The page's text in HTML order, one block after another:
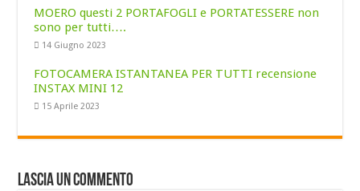
MOERO questi 2 PORTAFOGLI e PORTATESSERE non
sono per tutti….
14 Giugno 2023
FOTOCAMERA ISTANTANEA PER TUTTI recensione
INSTAX MINI 12
15 Aprile 2023
Lascia un commento